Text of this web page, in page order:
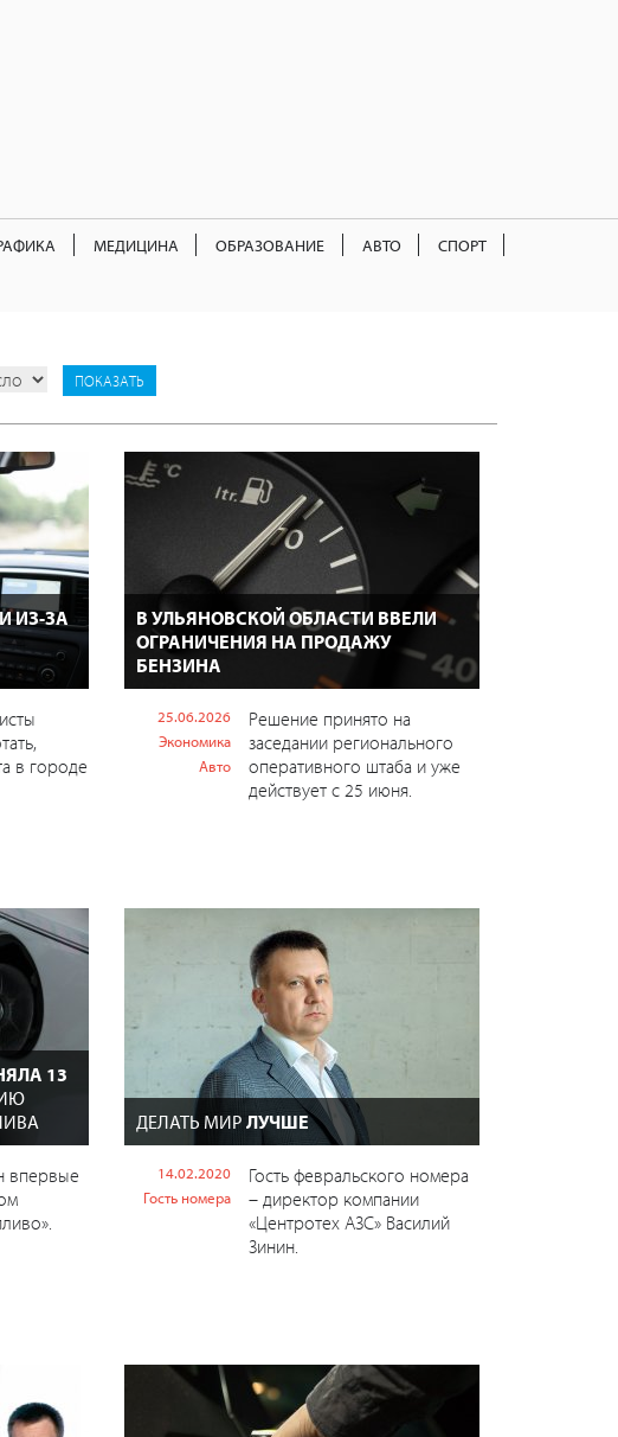
МЕДИЦИНА ОБРАЗОВАНИЕ АВТО СПОРТ
ИЗ-ЗА
в городе
В УЛЬЯНОВСКОЙ ОБЛАСТИ ВВЕЛИ
ОГРАНИЧЕНИЯ НА ПРОДАЖУ
БЕНЗИНА
25.06.2026
Экономика
Авто
Решение принято на
заседании регионального
оперативного штаба и уже
действует с 25 июня.
13
впервые
ДЕЛАТЬ МИР ЛУЧШЕ
14.02.2020
Гость номера
Гость февральского номера
– директор компании
«Центротех АЗС» Василий
Зинин.